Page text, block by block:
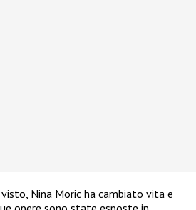
Nina Moric ha cambiato vita e